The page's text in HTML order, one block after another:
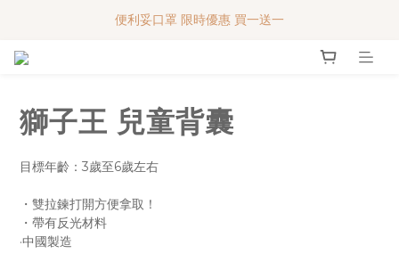
便利妥口罩 限時優惠 買一送一
便利妥口罩 限時優惠 買一送一
獅子王 兒童背囊
目標年齡：3歲至6歲左右
・雙拉鍊打開方便拿取！
・帶有反光材料
·中國製造